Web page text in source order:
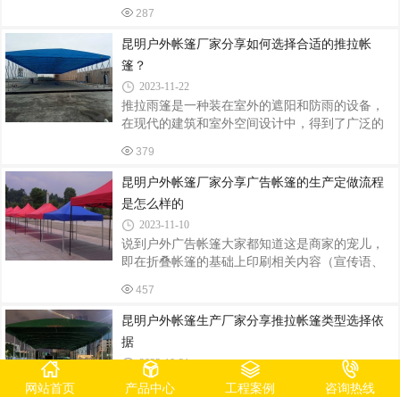
自然的呼吸，是不是超级惬意？当然啦，休闲生
篷、A字型帐篷、人字顶篷房。昆明飞宏伞篷专注
帐篷研发生产，为全国客户提供人字顶篷房、A字
形帐篷、人字形帐篷。产品可根据场地大小进行
设计、定制生产，跨度可达5-50M，产品适用于婚
庆典礼、展览展会、车展仓储等诸多活动场景。
飞宏帐篷设计、生产、搭建一站式服务，欢迎全
国各地客户前来参观考察、洽谈业务！外形优
雅、搭建灵活、安全稳固，具有抗紫外线、抗老
287
昆明户外帐篷厂家分享如何选择合适的推拉帐
篷？
2023-11-22
推拉雨篷是一种装在室外的遮阳和防雨的设备，
在现代的建筑和室外空间设计中，得到了广泛的
等优点，因此备受人们的喜爱。推拉雨篷是一种
装在室外的遮阳和防雨的设备，在现代的建筑和
室外空间设计中，得到了广泛的应用。推拉雨棚
具有灵活性强、方便使用和美观等优点，因此备
受人们的喜爱。 推拉雨篷一般由支架、布料和操
纵系统三部分组成。支架一般由金属材料制成，
如钢铁、铝合金等，并经过特殊处理，具有防锈
和防腐的特性。布料则可以使用防水、防紫外线
379
昆明户外帐篷厂家分享广告帐篷的生产定做流程
是怎么样的
2023-11-10
说到户外广告帐篷大家都知道这是商家的宠儿，
即在折叠帐篷的基础上印刷相关内容（宣传语、
具有很好的宣传效果。广告帐篷在日常生活中非
常常见，商品促销和推广活动中经常能够见到广
告帐篷的身影，那么昆明广告帐篷的制作流程是
怎么样的呢？1.采购完专门生产帐篷的布料后，按
照要做的广告帐篷的尺寸裁剪，这个现在一般是
工人用角尺来裁剪。2.接下来就要把裁剪好的布料
457
昆明户外帐篷生产厂家分享推拉帐篷类型选择依
据
2023-10-31
使用年限长，防雨效果好，当属---推拉帐篷，价
网站首页 产品中心 工程案例 咨询热线